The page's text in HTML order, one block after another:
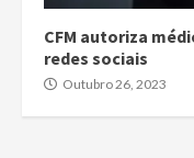
CFM autoriza
redes sociais
Outubro 26, 2023